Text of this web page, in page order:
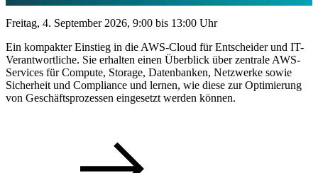
Freitag, 4. September 2026, 9:00 bis 13:00 Uhr
Ein kompakter Einstieg in die AWS-Cloud für Entscheider und IT-
Verantwortliche. Sie erhalten einen Überblick über zentrale AWS-
Services für Compute, Storage, Datenbanken, Netzwerke sowie
Sicherheit und Compliance und lernen, wie diese zur Optimierung
von Geschäftsprozessen eingesetzt werden können.